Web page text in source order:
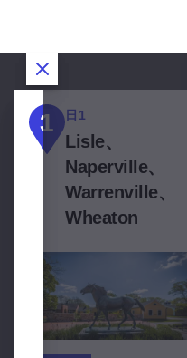
デュペ
1 日1
Lisle、
Naperville、
Warrenville、
Wheaton
ダイアログを閉じる
2 日2
エル
ムハ
ース
ト、
ー
ク、
グレ
ダイアログを閉じる
3 日3
オー
クブ
ルッ
ク、
ラ、
ロー
ズモ
2